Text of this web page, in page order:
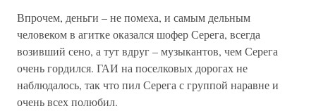
Впрочем, деньги – не помеха, и самым дельным
человеком в агитке оказался шофер Серега, всегда
возивший сено, а тут вдруг – музыкантов, чем Серега
очень гордился. ГАИ на поселковых дорогах не
наблюдалось, так что пил Серега с группой наравне и
очень всех полюбил.